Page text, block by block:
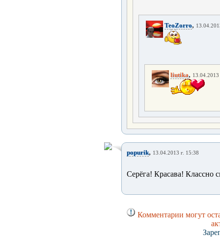
TeoZorro,
liutika, 13.04.2013
popurik, 13.04.2013 г. 15:38
Серёга! Красава! Классно
Комментарии могут